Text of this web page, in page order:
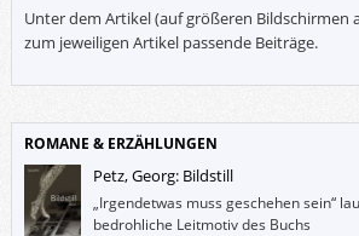
Unter dem Artikel (auf größeren Bildschirmen
zum jeweiligen Artikel passende Beiträge.
ROMANE & ERZÄHLUNGEN
Petz, Georg: Bildstill
„Irgendetwas muss geschehen sein“
bedrohliche Leitmotiv des Buchs